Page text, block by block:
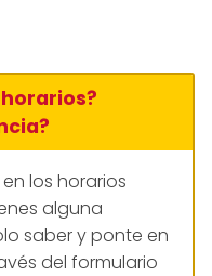
los horarios
alguna
saber y ponte en
del formulario